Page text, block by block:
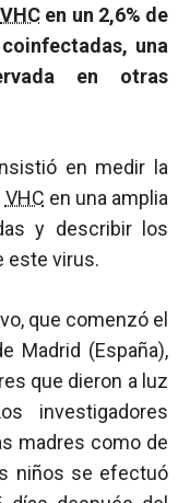
VHC en un 2,6% de
una
en otras
en medir la
VHC en una amplia
y describir los
este virus.
que comenzó el
Madrid (España),
que dieron a luz
investigadores
madres como de
niños se efectuó